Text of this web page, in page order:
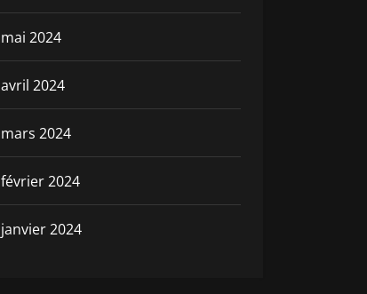
mai 2024
avril 2024
mars 2024
février 2024
janvier 2024